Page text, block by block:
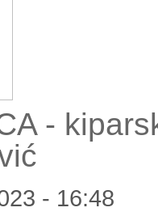
-
- 16:48